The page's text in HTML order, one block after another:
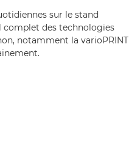
sur le stand
complet des technologies
notamment la varioPRINT